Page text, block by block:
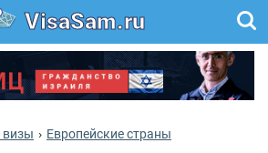
VisaSam.ru
визы Европейские страны